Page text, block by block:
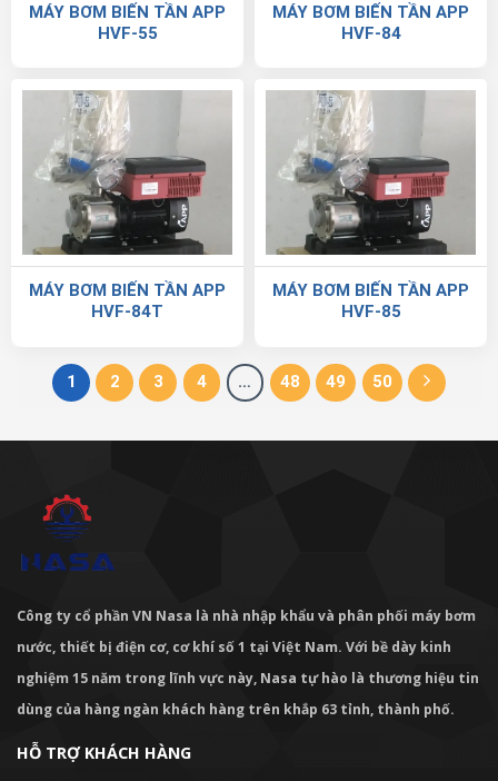
MÁY BƠM BIẾN TẦN APP
HVF-55
MÁY BƠM BIẾN TẦN APP
HVF-84
MÁY BƠM BIẾN TẦN APP
HVF-84T
MÁY BƠM BIẾN TẦN APP
HVF-85
1 2 3 4 … 48 49 50
Công ty cổ phần VN Nasa là nhà nhập khẩu và phân phối máy bơm
nước, thiết bị điện cơ, cơ khí số 1 tại Việt Nam. Với bề dày kinh
nghiệm 15 năm trong lĩnh vực này, Nasa tự hào là thương hiệu tin
dùng của hàng ngàn khách hàng trên khắp 63 tỉnh, thành phố.
HỖ TRỢ KHÁCH HÀNG